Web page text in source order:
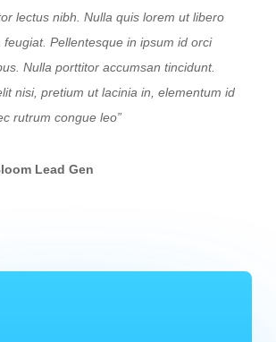
lectus nibh. Nulla quis lorem ut libero
feugiat. Pellentesque in ipsum id orci
Nulla porttitor accumsan tincidunt.
nisi, pretium ut lacinia in, elementum id
rutrum congue leo”
Lead Gen